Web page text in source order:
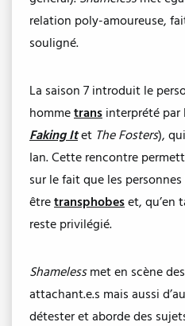
relation poly-amoureuse,
souligné.
La saison 7 introduit le
hommetrans interprété par
Faking Itet The Fosters),
Ian. Cette rencontre
sur le fait que les
êtretransphobeset, qu’en
reste privilégié.
Shamelessmet en scène
attachant.e.s mais aussi
détester et aborde des